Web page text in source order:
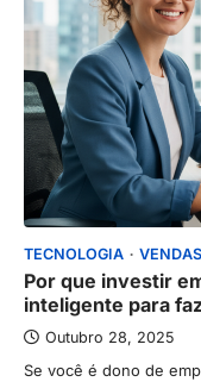
TECNOLOGIA VENDAS
Por que investir
inteligente para
Outubro 28, 2025
Se você é dono de